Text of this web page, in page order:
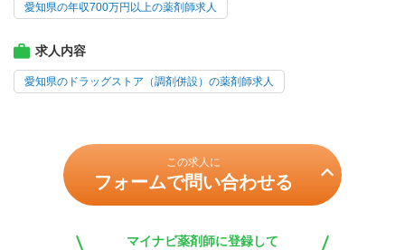
愛知県の年収700万円以上の薬剤師求人
求人内容
愛知県のドラッグストア（調剤併設）の薬剤師求人
この求人に
フォームで問い合わせる
マイナビ薬剤師に登録して